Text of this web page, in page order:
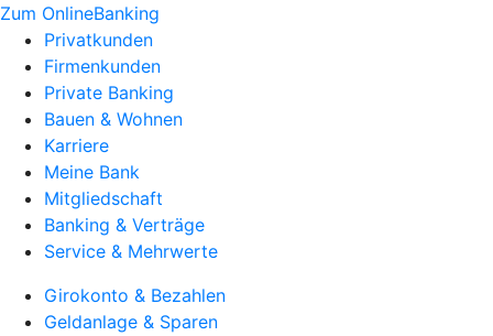
Zum OnlineBanking
Privatkunden
Firmenkunden
Private Banking
Bauen & Wohnen
Karriere
Meine Bank
Mitgliedschaft
Banking & Verträge
Service & Mehrwerte
Girokonto & Bezahlen
Geldanlage & Sparen